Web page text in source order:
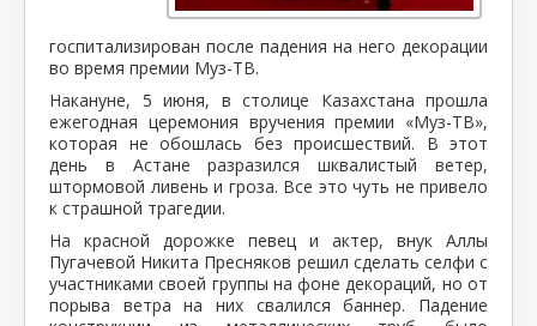
госпитализирован после падения на него декорации
во время премии Муз-ТВ.
Накануне, 5 июня, в столице Казахстана прошла
ежегодная церемония вручения премии «Муз-ТВ»,
которая не обошлась без происшествий. В этот
день в Астане разразился шквалистый ветер,
штормовой ливень и гроза. Все это чуть не привело
к страшной трагедии.
На красной дорожке певец и актер, внук Аллы
Пугачевой Никита Пресняков решил сделать селфи с
участниками своей группы на фоне декораций, но от
порыва ветра на них свалился баннер. Падение